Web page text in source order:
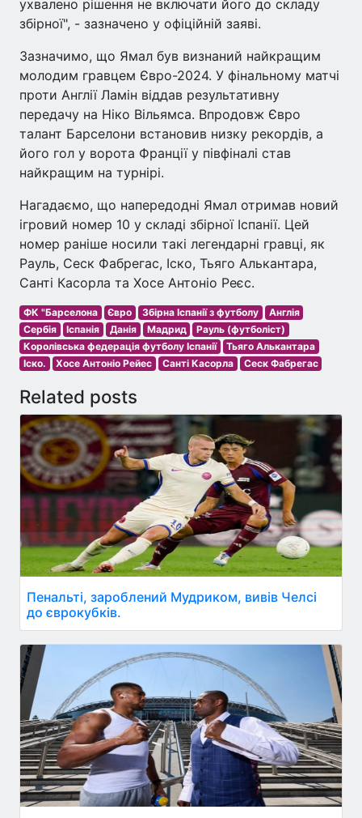
ухвалено рішення не включати його до складу
збірної", - зазначено у офіційній заяві.
Зазначимо, що Ямал був визнаний найкращим
молодим гравцем Євро-2024. У фінальному матчі
проти Англії Ламін віддав результативну
передачу на Ніко Вільямса. Впродовж Євро
талант Барселони встановив низку рекордів, а
його гол у ворота Франції у півфіналі став
найкращим на турнірі.
Нагадаємо, що напередодні Ямал отримав новий
ігровий номер 10 у складі збірної Іспанії. Цей
номер раніше носили такі легендарні гравці, як
Рауль, Сеск Фабрегас, Іско, Тьяго Алькантара,
Санті Касорла та Хосе Антоніо Реєс.
ФК "Барселона Євро Збірна Іспанії з футболу
Англія
Сербія
Іспанія Данія Мадрид
Рауль (футболіст)
Королівська федерація футболу Іспанії
Тьяго Алькантара
Іско.
Хосе Антоніо Рейес Санті Касорла Сеск Фабрегас
Related posts
Пенальті, зароблений Мудриком, вивів Челсі
до єврокубків.